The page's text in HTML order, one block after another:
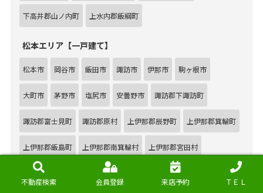
不動産検索 会員登録 来店予約 ＴＥＬ
下高井郡山ノ内町 上水内郡飯綱町
松本エリア【一戸建て】
松本市 岡谷市 飯田市 諏訪市 伊那市 駒ヶ根市
大町市 茅野市 塩尻市 安曇野市 諏訪郡下諏訪町
諏訪郡富士見町 諏訪郡原村 上伊那郡辰野町 上伊那郡箕輪町
上伊那郡飯島町 上伊那郡南箕輪村 上伊那郡宮田村
下伊那郡松川町 下伊那郡高森町 木曽郡木祖村 木曽郡木曽町